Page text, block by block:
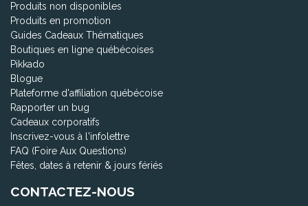
Produits non disponibles
Produits en promotion
Guides Cadeaux Thématiques
Boutiques en ligne québécoises
Pikkado
Blogue
Plateforme d'affiliation québécoise
Rapporter un bug
Cadeaux corporatifs
Inscrivez-vous à l'infolettre
FAQ (Foire Aux Questions)
Fêtes, dates à retenir & jours fériés
CONTACTEZ-NOUS